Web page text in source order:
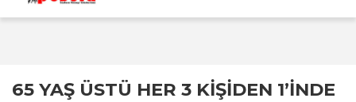
65 YAŞ ÜSTÜ HER 3 KİŞİDEN 1’İNDE